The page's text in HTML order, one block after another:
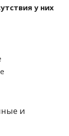
у них
и